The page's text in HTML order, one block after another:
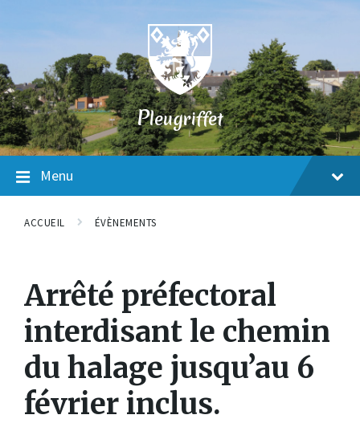
Pleugriffet
Menu
ACCUEIL ÉVÈNEMENTS
Arrêté préfectoral
interdisant le chemin
du halage jusqu’au 6
février inclus.